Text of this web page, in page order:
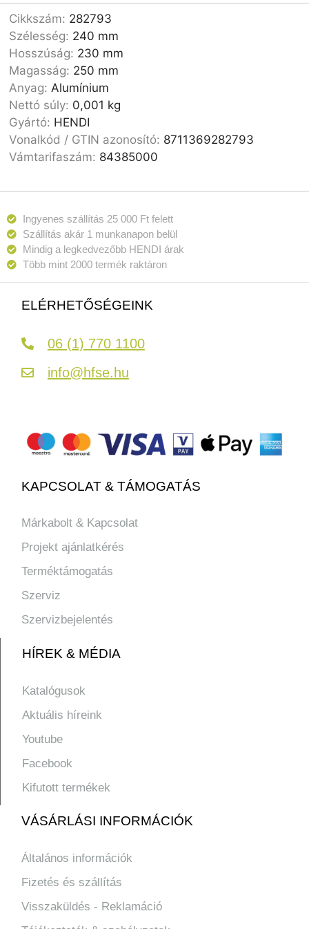
Cikkszám: 282793
Szélesség: 240 mm
Hosszúság: 230 mm
Magasság: 250 mm
Anyag: Alumínium
Nettó súly: 0,001 kg
Gyártó: HENDI
Vonalkód / GTIN azonosító: 8711369282793
Vámtarifaszám: 84385000
Ingyenes szállítás 25 000 Ft felett
Szállítás akár 1 munkanapon belül
Mindig a legkedvezőbb HENDI árak
Több mint 2000 termék raktáron
ELÉRHETŐSÉGEINK
06 (1) 770 1100
info@hfse.hu
KAPCSOLAT & TÁMOGATÁS
Márkabolt & Kapcsolat
Projekt ajánlatkérés
Terméktámogatás
Szerviz
Szervizbejelentés
HÍREK & MÉDIA
Katalógusok
Aktuális híreink
Youtube
Facebook
Kifutott termékek
VÁSÁRLÁSI INFORMÁCIÓK
Általános információk
Fizetés és szállítás
Visszaküldés - Reklamáció